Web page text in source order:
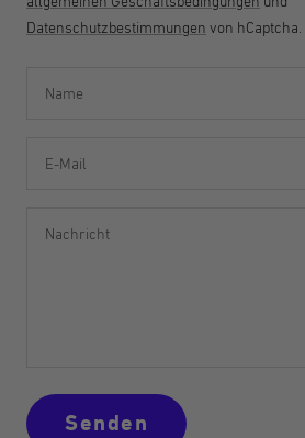
Datenschutzbestimmungen von hCaptcha.
Name
E-Mail
Nachricht
Senden